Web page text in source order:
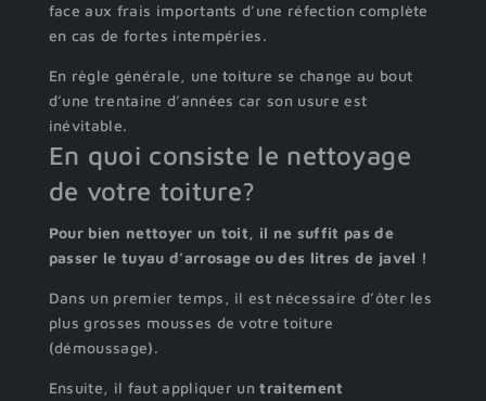
face aux frais importants d’une réfection complète
en cas de fortes intempéries.
En règle générale, une toiture se change au bout
d’une trentaine d’années car son usure est
inévitable.
En quoi consiste le nettoyage
de votre toiture?
Pour bien nettoyer un toit, il ne suffit pas de
passer le tuyau d’arrosage ou des litres de javel !
Dans un premier temps, il est nécessaire d’ôter les
plus grosses mousses de votre toiture
(démoussage).
Ensuite, il faut appliquer untraitement